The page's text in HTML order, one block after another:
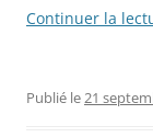
Continuer la
Publié le 21